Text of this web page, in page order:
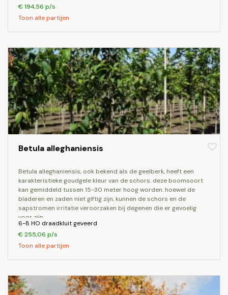
€ 194,56 p/s
Toon alle partijen
Betula alleghaniensis
betula alleghaniensis, ook bekend als de geelberk, heeft een
karakteristieke goudgele kleur van de schors. deze boomsoort
kan gemiddeld tussen 15-30 meter hoog worden. hoewel de
bladeren en zaden niet giftig zijn, kunnen de schors en de
sapstromen irritatie veroorzaken bij degenen die er gevoelig
voor zijn.
6-8 HO draadkluit geveerd
€ 255,06 p/s
Toon alle partijen